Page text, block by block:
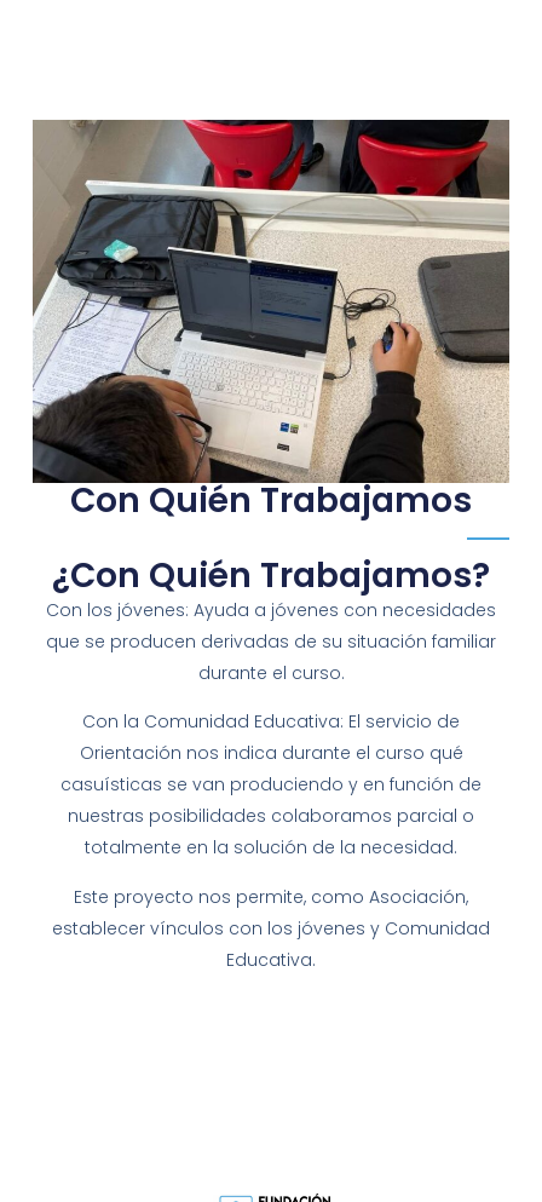
Con Quién Trabajamos
¿Con Quién Trabajamos?
Con los jóvenes: Ayuda a jóvenes con necesidades
que se producen derivadas de su situación familiar
durante el curso.
Con la Comunidad Educativa: El servicio de
Orientación nos indica durante el curso qué
casuísticas se van produciendo y en función de
nuestras posibilidades colaboramos parcial o
totalmente en la solución de la necesidad.
Este proyecto nos permite, como Asociación,
establecer vínculos con los jóvenes y Comunidad
Educativa.